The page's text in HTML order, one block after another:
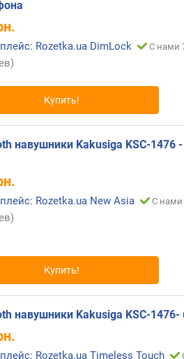
Rozetka.ua DimLock С нами
Купить!
навушники Kakusiga KSC-1476 -
Rozetka.ua New Asia С нами
Купить!
навушники Kakusiga KSC-1476-
Rozetka.ua Timeless Touch